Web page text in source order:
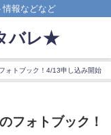
情報などなど
バレ★
ォトブック！4/13申し込み開始
フォトブック！